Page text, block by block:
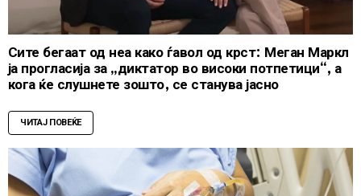
Сите бегаат од неа како ѓавол од крст: Меган Маркл
ја прогласија за „диктатор во високи потпетици“, а
кога ќе слушнете зошто, се станува јасно
ЧИТАЈ ПОВЕЌЕ